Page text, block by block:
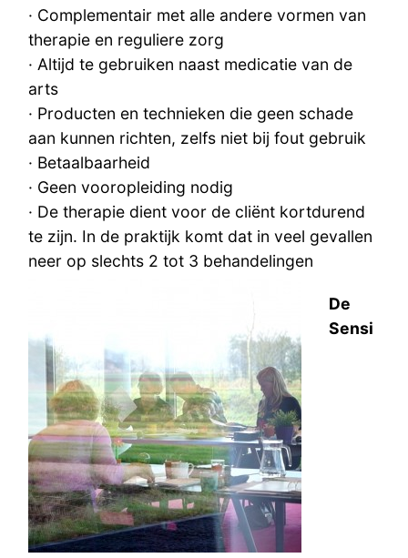
· Complementair met alle andere vormen van
therapie en reguliere zorg
· Altijd te gebruiken naast medicatie van de
arts
· Producten en technieken die geen schade
aan kunnen richten, zelfs niet bij fout gebruik
· Betaalbaarheid
· Geen vooropleiding nodig
· De therapie dient voor de cliënt kortdurend
te zijn. In de praktijk komt dat in veel gevallen
neer op slechts 2 tot 3 behandelingen
De
Sensi